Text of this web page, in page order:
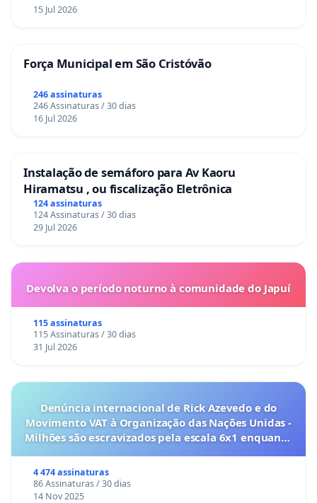
15 Jul 2026
Força Municipal em São Cristóvão
246 assinaturas
246 Assinaturas / 30 dias
16 Jul 2026
Instalação de semáforo para Av Kaoru
Hiramatsu , ou fiscalização Eletrônica
124 assinaturas
124 Assinaturas / 30 dias
29 Jul 2026
Devolva o período noturno à comunidade do Japuí
115 assinaturas
115 Assinaturas / 30 dias
31 Jul 2026
Denúncia internacional de Rick Azevedo e do
Movimento VAT à Organização das Nações Unidas -
Milhões são escravizados pela escala 6x1 enquanto
4 474 assinaturas
86 Assinaturas / 30 dias
14 Nov 2025